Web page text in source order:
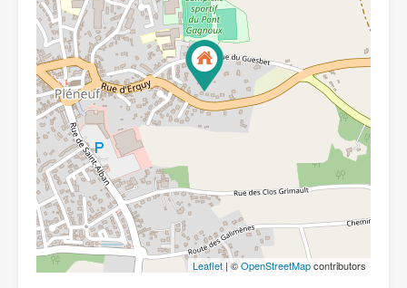
Leaflet | ©OpenStreetMapcontributors